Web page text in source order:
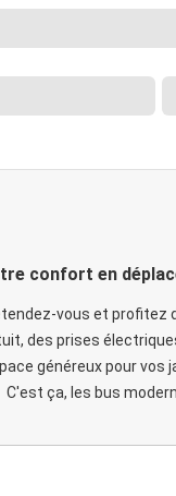
confort en
vous et profitez
des prises
généreux pour vos
C'est ça, les bus